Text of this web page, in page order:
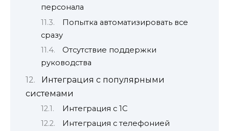
персонала
Попытка автоматизировать все
сразу
Отсутствие поддержки
руководства
Интеграция с популярными
системами
Интеграция с 1С
Интеграция с телефонией